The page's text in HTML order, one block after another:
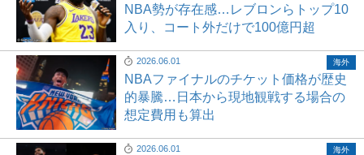
NBA勢が存在感…レブロンらトップ10
入り、コート外だけで100億円超
2026.06.01
NBAファイナルのチケット価格が歴史
的暴騰…日本から現地観戦する場合の
想定費用も算出
海外
2026.06.01 海外